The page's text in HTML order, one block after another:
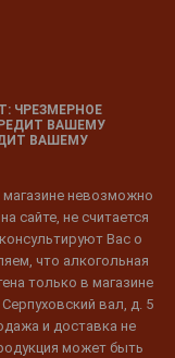
ЧРЕЗМЕРНОЕ
ВАШЕМУ
ВАШЕМУ
магазине невозможно
сайте, не считается
Вас о
что алкогольная
только в магазине
вал, д. 5
и доставка не
может быть